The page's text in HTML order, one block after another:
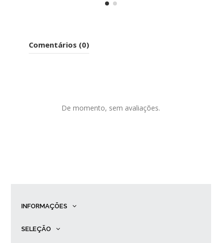
Comentários (0)
De momento, sem avaliações.
INFORMAÇÕES
SELEÇÃO